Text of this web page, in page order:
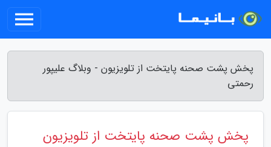
پخش پشت صحنه پایتخت از تلویزیون - وبلاگ علیپور
رحمتی
پخش پشت صحنه پایتخت از تلویزیون